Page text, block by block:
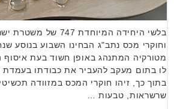
בלשי היחידה המיוחדת
וחוקרי מכס נתב"ג הבחינו השבוע בנוסע
מטורקיה המתנהג באופן חשוד בעת איסוף
לו בתום מעקב להעביר את כבודתו בעמדת
בתוך כך, זיהו חוקרי המכס במזוודה
שרשראות, טבעות …